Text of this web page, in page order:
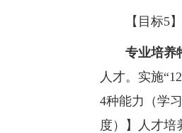
【目标5
专业培养
人才。实施“
4种能力（学
度）】人才培